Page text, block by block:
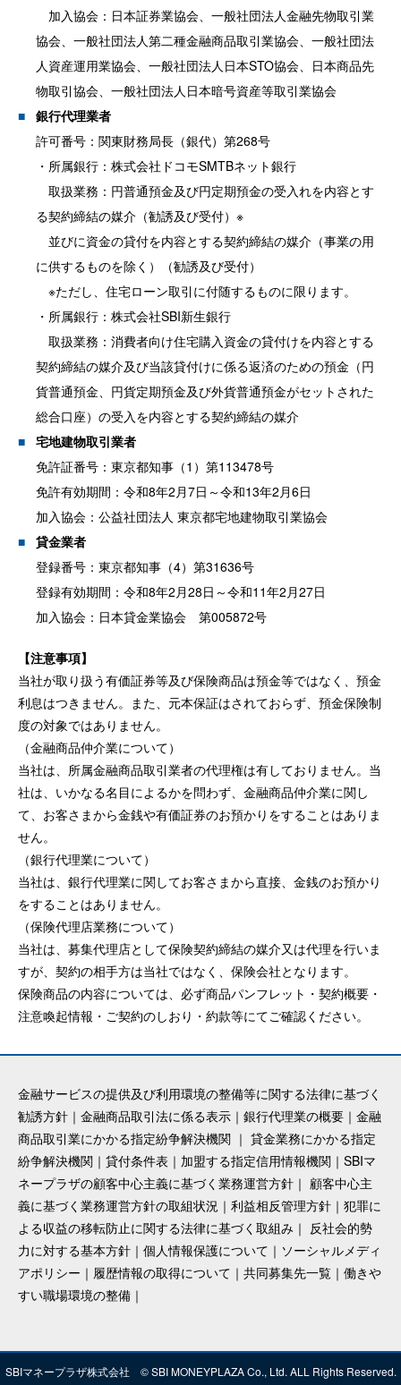
加入協会：日本証券業協会、一般社団法人金融先物取引業
協会、一般社団法人第二種金融商品取引業協会、一般社団法
人資産運用業協会、一般社団法人日本STO協会、日本商品先
物取引協会、一般社団法人日本暗号資産等取引業協会
銀行代理業者
許可番号：関東財務局長（銀代）第268号
・所属銀行：株式会社ドコモSMTBネット銀行
取扱業務：円普通預金及び円定期預金の受入れを内容とす
る契約締結の媒介（勧誘及び受付）※
並びに資金の貸付を内容とする契約締結の媒介（事業の用
に供するものを除く）（勧誘及び受付）
※ただし、住宅ローン取引に付随するものに限ります。
・所属銀行：株式会社SBI新生銀行
取扱業務：消費者向け住宅購入資金の貸付けを内容とする
契約締結の媒介及び当該貸付けに係る返済のための預金（円
貨普通預金、円貨定期預金及び外貨普通預金がセットされた
総合口座）の受入を内容とする契約締結の媒介
宅地建物取引業者
免許証番号：東京都知事（1）第113478号
免許有効期間：令和8年2月7日～令和13年2月6日
加入協会：公益社団法人 東京都宅地建物取引業協会
貸金業者
登録番号：東京都知事（4）第31636号
登録有効期間：令和8年2月28日～令和11年2月27日
加入協会：日本貸金業協会 第005872号
【注意事項】
当社が取り扱う有価証券等及び保険商品は預金等ではなく、預金
利息はつきません。また、元本保証はされておらず、預金保険制
度の対象ではありません。
（金融商品仲介業について）
当社は、所属金融商品取引業者の代理権は有しておりません。当
社は、いかなる名目によるかを問わず、金融商品仲介業に関し
て、お客さまから金銭や有価証券のお預かりをすることはありま
せん。
（銀行代理業について）
当社は、銀行代理業に関してお客さまから直接、金銭のお預かり
をすることはありません。
（保険代理店業務について）
当社は、募集代理店として保険契約締結の媒介又は代理を行いま
すが、契約の相手方は当社ではなく、保険会社となります。
保険商品の内容については、必ず商品パンフレット・契約概要・
注意喚起情報・ご契約のしおり・約款等にてご確認ください。
金融サービスの提供及び利用環境の整備等に関する法律に基づく
勧誘方針 ｜ 金融商品取引法に係る表示 ｜ 銀行代理業の概要 ｜ 金融
商品取引業にかかる指定紛争解決機関 ｜ 貸金業務にかかる指定
紛争解決機関 ｜ 貸付条件表 ｜ 加盟する指定信用情報機関 ｜ SBIマ
ネープラザの顧客中心主義に基づく業務運営方針 ｜ 顧客中心主
義に基づく業務運営方針の取組状況 ｜ 利益相反管理方針 ｜ 犯罪に
よる収益の移転防止に関する法律に基づく取組み ｜ 反社会的勢
力に対する基本方針 ｜ 個人情報保護について ｜ ソーシャルメディ
アポリシー ｜ 履歴情報の取得について ｜ 共同募集先一覧 ｜ 働きや
すい職場環境の整備 ｜
SBIマネープラザ株式会社 © SBI MONEYPLAZA Co., Ltd. ALL Rights Reserved.